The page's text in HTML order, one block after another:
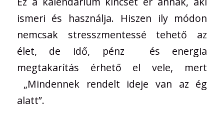
ismeri és használja. Hiszen ily módon
nemcsak stresszmentessé tehető az
élet, de idő, pénz és energia
megtakarítás érhető el vele, mert
„Mindennek rendelt ideje van az ég
alatt”.